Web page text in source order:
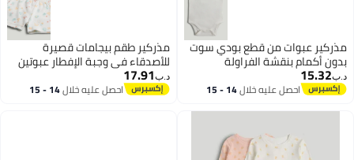
مذركير عبوات من قطع بودي سوت
بدون أكمام بنقشة الفراولة
د.ب‏15.32
احصل عليه خلال 14 - 15
مذركير طقم بيجامات قصيرة
للأصدقاء في وجبة الإفطار عبوتين
د.ب‏17.91
احصل عليه خلال 14 - 15